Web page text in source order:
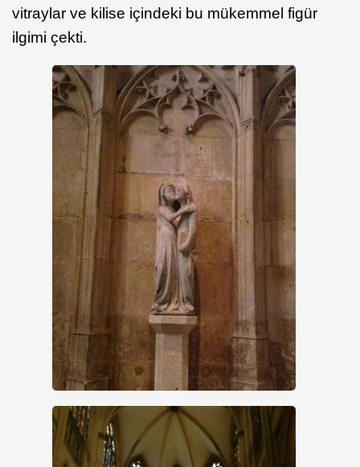
vitraylar ve kilise içindeki bu mükemmel figür
ilgimi çekti.